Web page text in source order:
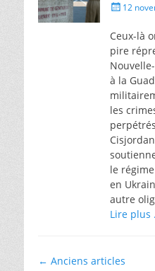
Écrit12
Ceux-là
pire
à la
les
le
en
autre
Lire plus
Navigation
← Anciens articles